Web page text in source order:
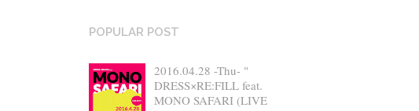
POPULAR POST
2016.04.28 -Thu- "
DRESS×RE:FILL feat.
MONO SAFARI (LIVE